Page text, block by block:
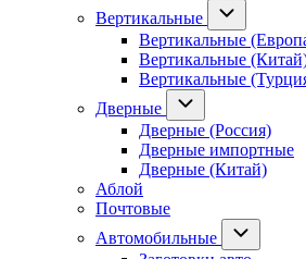
Вертикальные
Вертикальные
Вертикальные
Вертикальные
Дверные
Дверные (Россия)
Дверные импортные
Дверные (Китай)
Аблой
Почтовые
Автомобильные